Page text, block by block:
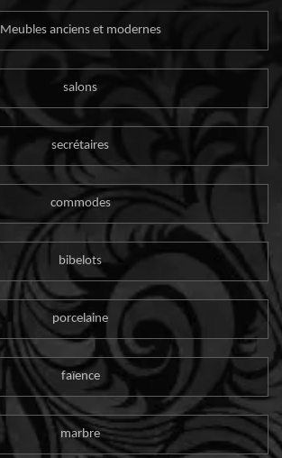
Meubles anciens et modernes
salons
secrétaires
commodes
bibelots
porcelaine
faïence
marbre